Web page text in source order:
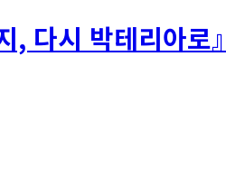
, 다시 박테리아